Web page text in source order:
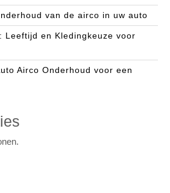
van de airco in uw auto
Leeftijd en Kledingkeuze voor
Airco Onderhoud voor een